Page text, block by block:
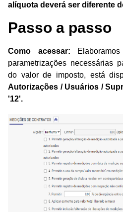
alíquota deverá ser diferente
Passo a passo
Como acessar:
parametrizações necessárias
do valor de imposto, está
Autorizações / Usuários /
'12'.